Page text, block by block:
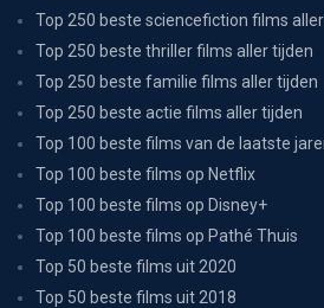
Top 250 beste sciencefiction films
Top 250 beste thriller films aller tijden
Top 250 beste familie films aller tijden
Top 250 beste actie films aller tijden
Top 100 beste films van de laatste
Top 100 beste films op Netflix
Top 100 beste films op Disney+
Top 100 beste films op Pathé Thuis
Top 50 beste films uit 2020
Top 50 beste films uit 2018